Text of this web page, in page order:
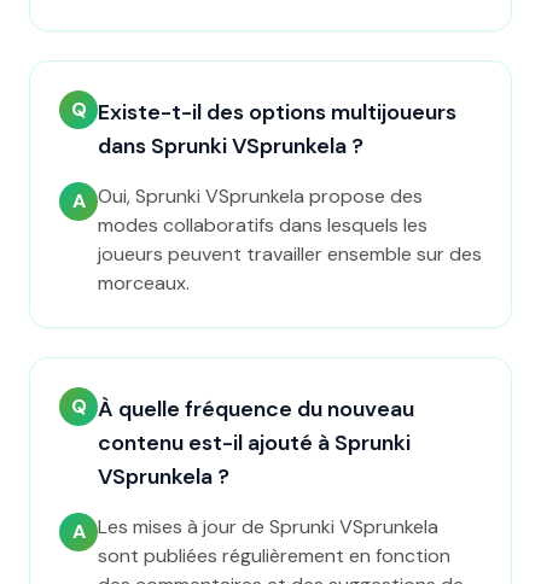
Q Existe-t-il des options multijoueurs
dans Sprunki VSprunkela ?
A Oui, Sprunki VSprunkela propose des
modes collaboratifs dans lesquels les
joueurs peuvent travailler ensemble sur des
morceaux.
Q À quelle fréquence du nouveau
contenu est-il ajouté à Sprunki
VSprunkela ?
A Les mises à jour de Sprunki VSprunkela
sont publiées régulièrement en fonction